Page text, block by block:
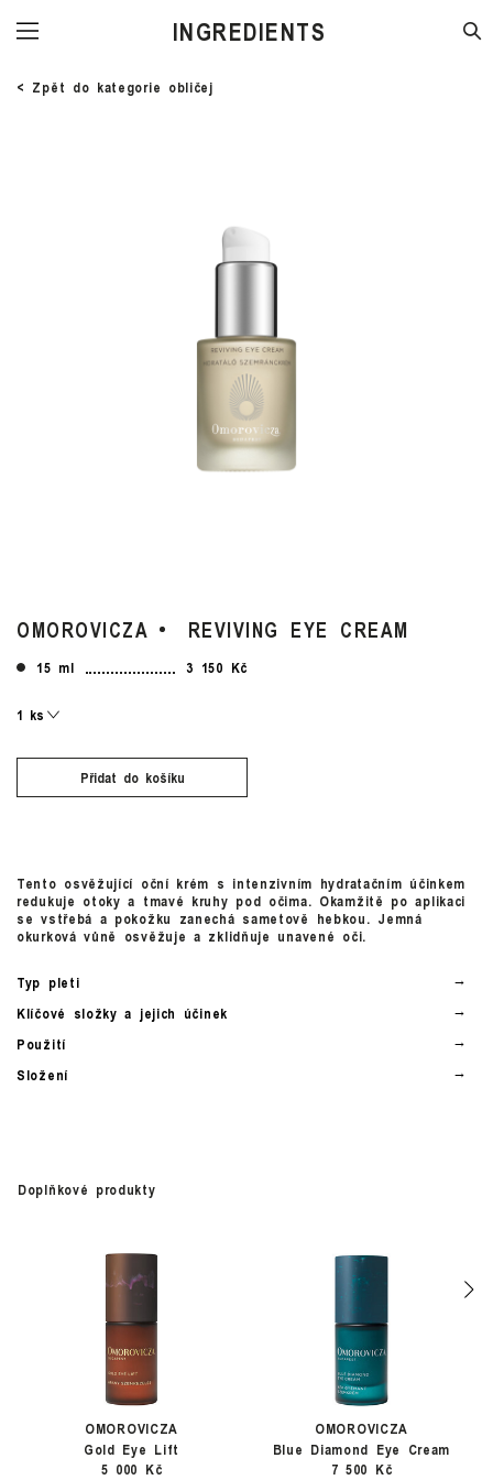
STORE
< Zpět do kategorie obličej
OMOROVICZA REVIVING EYE CREAM
15 ml 3 150 Kč
Přidat do košíku
Tento osvěžující oční krém s intenzivním hydratačním účinkem
redukuje otoky a tmavé kruhy pod očima. Okamžitě po aplikaci
se vstřebá a pokožku zanechá sametově hebkou. Jemná
okurková vůně osvěžuje a zklidňuje unavené oči.
Typ pleti
Klíčové složky a jejich účinek
Použití
Složení
Doplňkové produkty
OMOROVICZA
Gold Eye Lift
5 000 Kč
OMOROVICZA
Blue Diamond Eye Cream
7 500 Kč